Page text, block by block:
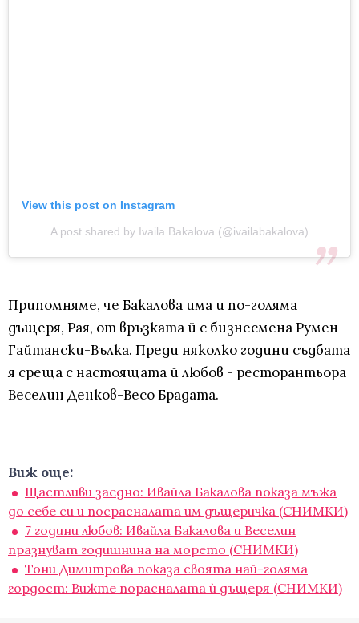
View this post on Instagram
A post shared by Ivaila Bakalova (@ivailabakalova)
Припомняме, че Бакалова има и по-голяма
дъщеря, Рая, от връзката й с бизнесмена Румен
Гайтански-Вълка. Преди няколко години съдбата
я среща с настоящата й любов - ресторантьора
Веселин Денков-Весо Брадата.
Виж още:
Щастливи заедно: Ивайла Бакалова показа мъжа
до себе си и посрасналата им дъщеричка (СНИМКИ)
7 години любов: Ивайла Бакалова и Веселин
празнуват годишнина на морето (СНИМКИ)
Тони Димитрова показа своята най-голяма
гордост: Вижте порасналата ѝ дъщеря (СНИМКИ)